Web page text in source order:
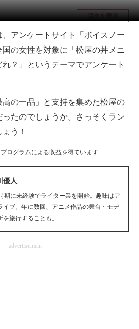
ージ
ンド
ト
ティ
る
イト
目次を表示
アンケートサイト「ボイスノー
国の女性を対象に「松屋の丼メニ
？」というテーマでアンケート
の一品」と支持を集めた松屋の
たのでしょうか。さっそくラン
う！
ログラムによる収益を得ています
優人
期に未経験でライター業を開始。趣味はア
イブ。年に数回、アニメ作品の舞台・モデ
旅行することも。
advertisement